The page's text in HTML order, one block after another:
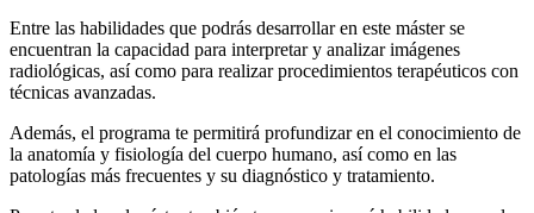
Entre las habilidades que podrás desarrollar en este máster se
encuentran la capacidad para interpretar y analizar imágenes
radiológicas, así como para realizar procedimientos terapéuticos con
técnicas avanzadas.
Además, el programa te permitirá profundizar en el conocimiento de
la anatomía y fisiología del cuerpo humano, así como en las
patologías más frecuentes y su diagnóstico y tratamiento.